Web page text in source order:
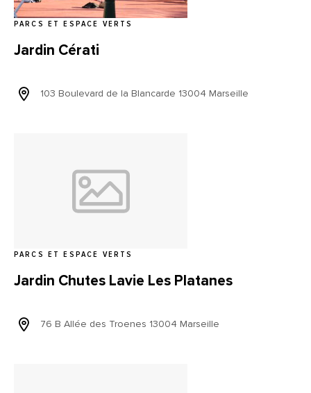
PARCS ET ESPACE VERTS
Jardin Cérati
103 Boulevard de la Blancarde 13004 Marseille
PARCS ET ESPACE VERTS
Jardin Chutes Lavie Les Platanes
76 B Allée des Troenes 13004 Marseille